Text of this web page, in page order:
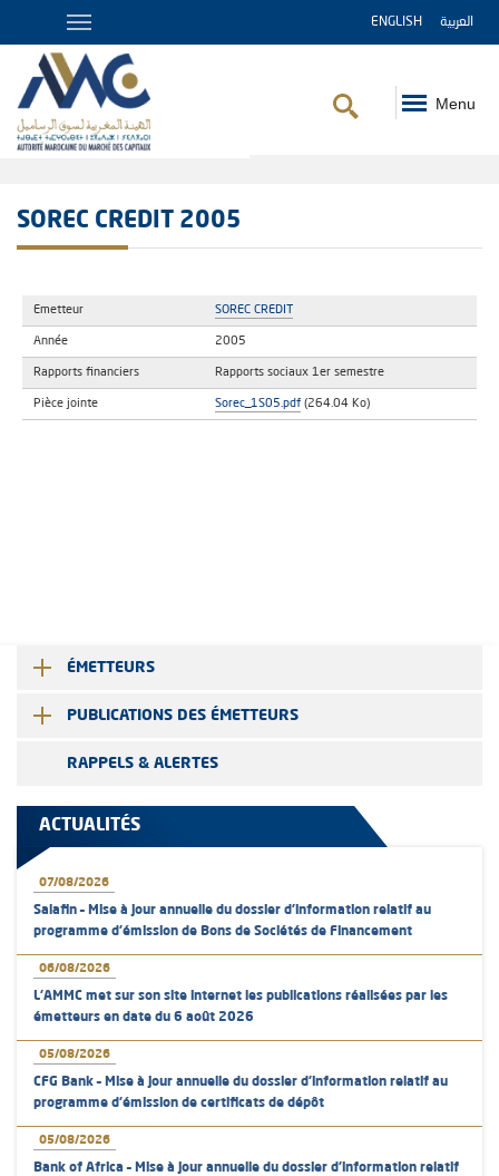
ENGLISH العربية
Menu
SOREC CREDIT 2005
Emetteur SOREC CREDIT
Année 2005
Rapports financiers Rapports sociaux 1er semestre
Pièce jointe Sorec_1S05.pdf (264.04 Ko)
ÉMETTEURS
PUBLICATIONS DES ÉMETTEURS
RAPPELS & ALERTES
ACTUALITÉS
07/08/2026
Salafin – Mise à jour annuelle du dossier d’information relatif au
programme d'émission de Bons de Sociétés de Financement
06/08/2026
L’AMMC met sur son site internet les publications réalisées par les
émetteurs en date du 6 août 2026
05/08/2026
CFG Bank – Mise à jour annuelle du dossier d’information relatif au
programme d'émission de certificats de dépôt
05/08/2026
Bank of Africa – Mise à jour annuelle du dossier d’information relatif